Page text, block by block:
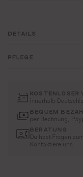
DETAILS
PFLEGE
KOSTENLOSER
innerhalb
BEQUEM
per Rechnung,
BERATUNG
Du hast Fragen
Kontaktiere uns